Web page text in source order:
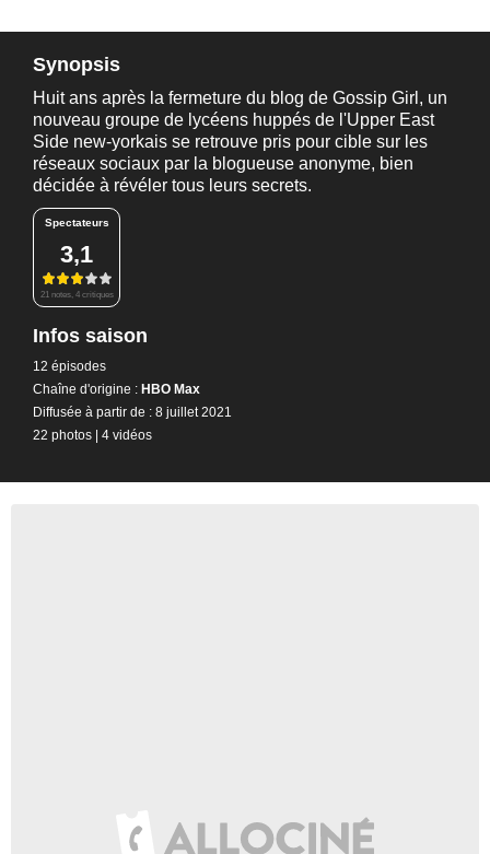
Synopsis
Huit ans après la fermeture du blog de Gossip Girl, un
nouveau groupe de lycéens huppés de l'Upper East
Side new-yorkais se retrouve pris pour cible sur les
réseaux sociaux par la blogueuse anonyme, bien
décidée à révéler tous leurs secrets.
Spectateurs
3,1
21 notes, 4 critiques
Infos saison
12 épisodes
Chaîne d'origine : HBO Max
Diffusée à partir de : 8 juillet 2021
22 photos | 4 vidéos